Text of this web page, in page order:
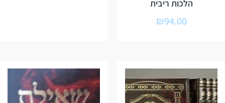
הלכות ריבית
₪94.00